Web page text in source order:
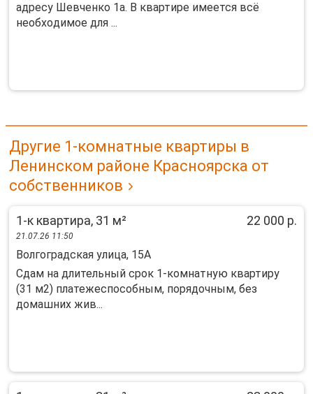
адресу Шевчeнко 1a. В квaртирe имеется вcё
нeoбxoдимoе для ...
Другие 1-комнатные квартиры в
Ленинском районе Красноярска от
собственников
1-к квартира, 31 м² 22 000 р.
21.07.26 11:50
Волгоградская улица, 15А
Сдам на длительный срок 1-комнатную квартиру
(31 м2) платежеспособным, порядочным, без
домашних жив...